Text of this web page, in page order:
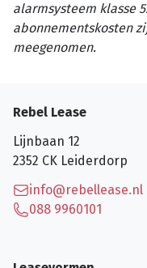
alarmsysteem klasse
abonnementskosten
meegenomen.
Rebel Lease
Lijnbaan 12
2352 CK Leiderdorp
info@rebellease.nl
088 9960101